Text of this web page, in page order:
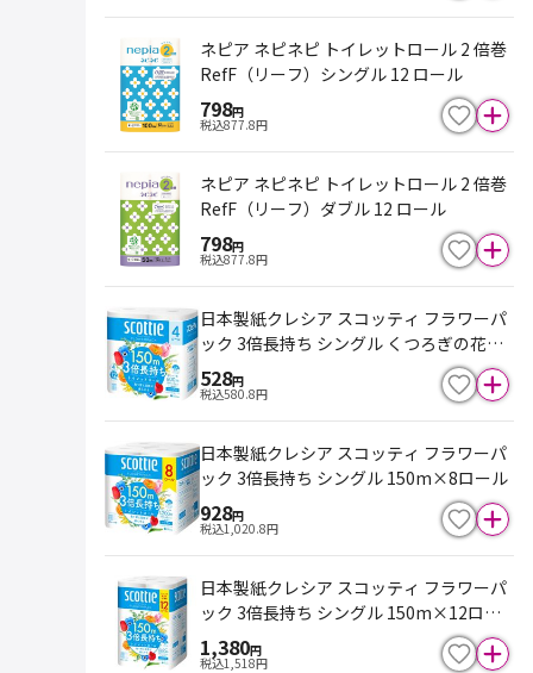
ネピア ネピネピ トイレットロール 2 倍巻
RefF（リーフ）シングル 12 ロール
798円
税込877.8円
ネピア ネピネピ トイレットロール 2 倍巻
RefF（リーフ）ダブル 12 ロール
798円
税込877.8円
日本製紙クレシア スコッティ フラワーパ
ック 3倍長持ち シングル くつろぎの花の
香りつき 150m×4ロール
528円
税込580.8円
日本製紙クレシア スコッティ フラワーパ
ック 3倍長持ち シングル 150m×8ロール
928円
税込1,020.8円
日本製紙クレシア スコッティ フラワーパ
ック 3倍長持ち シングル 150m×12ロー
ル
1,380円
税込1,518円